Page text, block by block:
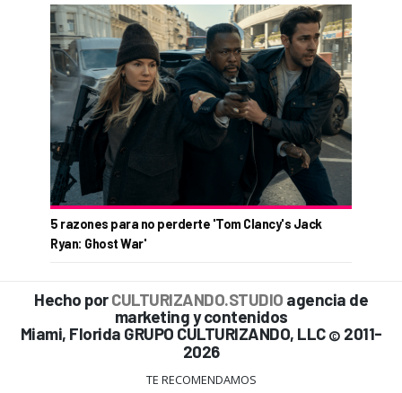
5 razones para no perderte 'Tom Clancy's Jack
Ryan: Ghost War'
Hecho porCULTURIZANDO.STUDIO agencia de
marketing y contenidos
Miami, Florida GRUPO CULTURIZANDO, LLC © 2011-
2026
TE RECOMENDAMOS